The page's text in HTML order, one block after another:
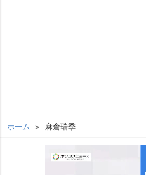
ホーム 麻倉瑞季